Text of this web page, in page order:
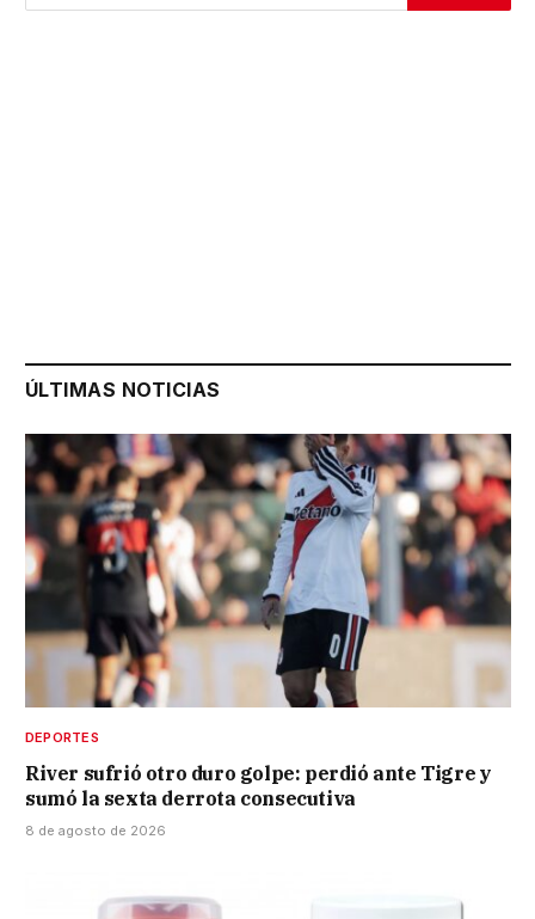
ÚLTIMAS NOTICIAS
DEPORTES
River sufrió otro duro golpe: perdió ante Tigre y
sumó la sexta derrota consecutiva
8 de agosto de 2026